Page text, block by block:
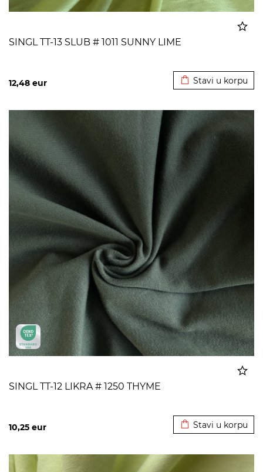
SINGL TT-13 SLUB # 1011 SUNNY LIME
12,48 eur Stavi u korpu
SINGL TT-12 LIKRA # 1250 THYME
10,25 eur Stavi u korpu